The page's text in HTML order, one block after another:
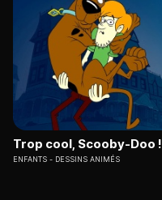
Trop cool, Scooby-Doo !
ENFANTS DESSINS ANIMÉS